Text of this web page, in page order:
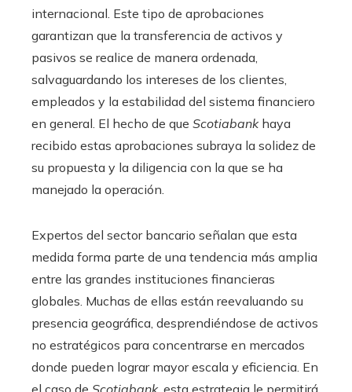
internacional. Este tipo de aprobaciones
garantizan que la transferencia de activos y
pasivos se realice de manera ordenada,
salvaguardando los intereses de los clientes,
empleados y la estabilidad del sistema financiero
en general. El hecho de que Scotiabankhaya
recibido estas aprobaciones subraya la solidez de
su propuesta y la diligencia con la que se ha
manejado la operación.
Expertos del sector bancario señalan que esta
medida forma parte de una tendencia más amplia
entre las grandes instituciones financieras
globales. Muchas de ellas están reevaluando su
presencia geográfica, desprendiéndose de activos
no estratégicos para concentrarse en mercados
donde pueden lograr mayor escala y eficiencia. En
el caso de Scotiabank, esta estrategia le permitirá